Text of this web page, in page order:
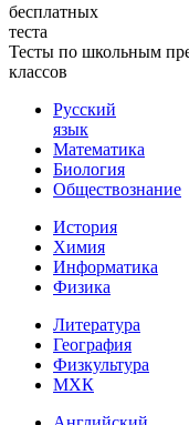
бесплатных
теста
Тесты по школьным
классов
Русский
язык
Математика
Биология
Обществознание
История
Химия
Информатика
Физика
Литература
География
Физкультура
МХК